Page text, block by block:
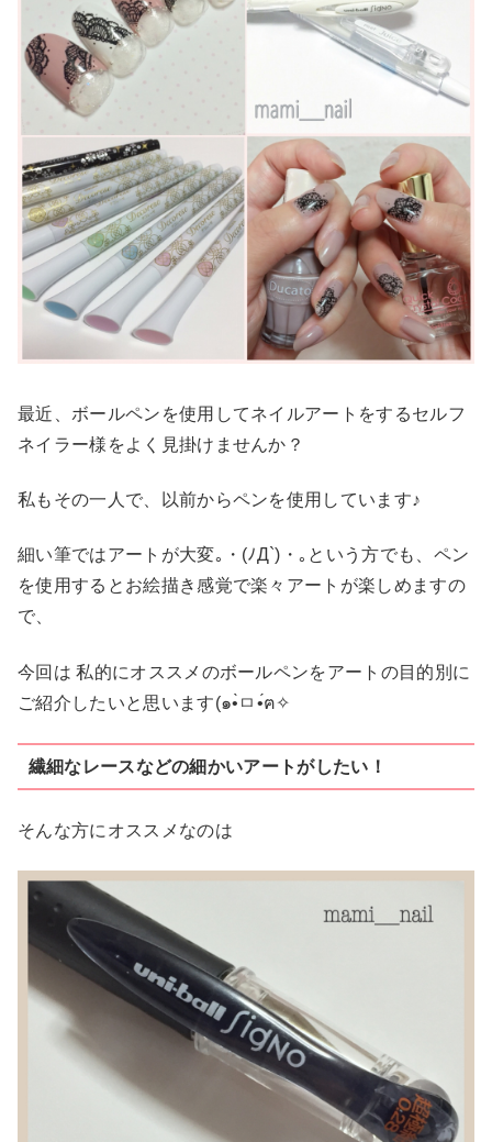
最近、ボールペンを使用してネイルアートをするセルフ
ネイラー様をよく見掛けませんか？
私もその一人で、以前からペンを使用しています♪
細い筆ではアートが大変｡・(ﾉД`)・｡という方でも、ペン
を使用するとお絵描き感覚で楽々アートが楽しめますの
で、
今回は 私的にオススメのボールペンをアートの目的別に
ご紹介したいと思います(๑•̀ㅁ•́ฅ✧
繊細なレースなどの細かいアートがしたい！
そんな方にオススメなのは